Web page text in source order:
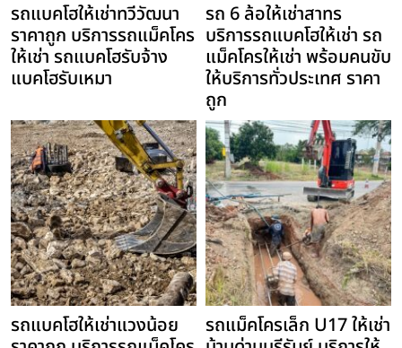
รถแบคโฮให้เช่าทวีวัฒนา
ราคาถูก บริการรถแม็คโคร
ให้เช่า รถแบคโฮรับจ้าง
แบคโฮรับเหมา
รถ 6 ล้อให้เช่าสาทร
บริการรถแบคโฮให้เช่า รถ
แม็คโครให้เช่า พร้อมคนขับ
ให้บริการทั่วประเทศ ราคา
ถูก
รถแบคโฮให้เช่าแวงน้อย
รถแม็คโครเล็ก U17 ให้เช่า